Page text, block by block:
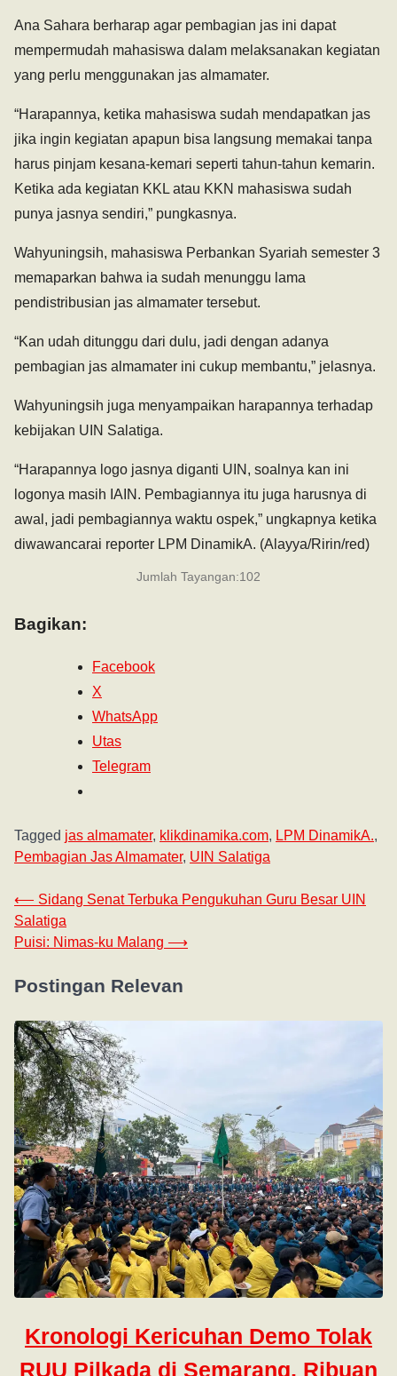
Ana Sahara berharap agar pembagian jas ini dapat
mempermudah mahasiswa dalam melaksanakan kegiatan
yang perlu menggunakan jas almamater.
“Harapannya, ketika mahasiswa sudah mendapatkan jas
jika ingin kegiatan apapun bisa langsung memakai tanpa
harus pinjam kesana-kemari seperti tahun-tahun kemarin.
Ketika ada kegiatan KKL atau KKN mahasiswa sudah
punya jasnya sendiri,” pungkasnya.
Wahyuningsih, mahasiswa Perbankan Syariah semester 3
memaparkan bahwa ia sudah menunggu lama
pendistribusian jas almamater tersebut.
“Kan udah ditunggu dari dulu, jadi dengan adanya
pembagian jas almamater ini cukup membantu,” jelasnya.
Wahyuningsih juga menyampaikan harapannya terhadap
kebijakan UIN Salatiga.
“Harapannya logo jasnya diganti UIN, soalnya kan ini
logonya masih IAIN. Pembagiannya itu juga harusnya di
awal, jadi pembagiannya waktu ospek,” ungkapnya ketika
diwawancarai reporter LPM DinamikA. (Alayya/Ririn/red)
Jumlah Tayangan:102
Bagikan:
Facebook
X
WhatsApp
Utas
Telegram
Tagged jas almamater, klikdinamika.com, LPM DinamikA.,
Pembagian Jas Almamater, UIN Salatiga
⟵ Sidang Senat Terbuka Pengukuhan Guru Besar UIN
Salatiga
Puisi: Nimas-ku Malang ⟶
Postingan Relevan
Kronologi Kericuhan Demo Tolak
RUU Pilkada di Semarang, Ribuan